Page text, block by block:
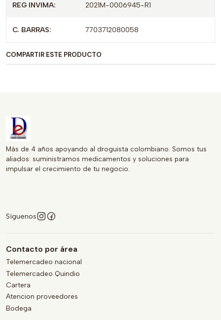
0006945, garantizando su calidad y seguridad. No pierdas
disfrutar de un alivio efectivo donde lo necesites. Ideal
personal.
REG INVIMA: 2021M-0006945-R1
C. BARRAS: 7703712080058
COMPARTIR ESTE PRODUCTO
Más de 4 años apoyando al droguista colombiano. Somos tus
aliados: suministramos medicamentos y soluciones para
impulsar el crecimiento de tu negocio.
Síguenos
Contacto por área
Telemercadeo nacional
Telemercadeo Quindio
Cartera
Atencion proveedores
Bodega